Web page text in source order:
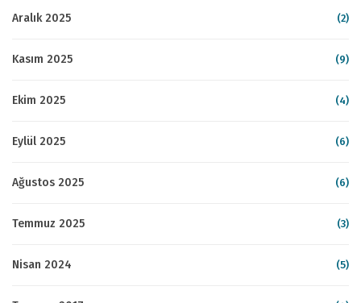
Aralık 2025 (2)
Kasım 2025 (9)
Ekim 2025 (4)
Eylül 2025 (6)
Ağustos 2025 (6)
Temmuz 2025 (3)
Nisan 2024 (5)